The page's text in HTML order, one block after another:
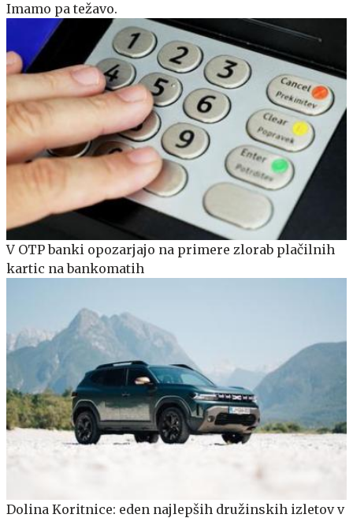
Imamo pa težavo.
V OTP banki opozarjajo na primere zlorab plačilnih
kartic na bankomatih
Dolina Koritnice: eden najlepših družinskih izletov v